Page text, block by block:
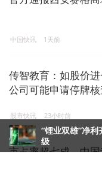
中国快讯 1天前
传智教育：如股价进
公司可能申请停牌
股市快讯 23小时前
市占率超七成，中
“锂业双雄”净
级